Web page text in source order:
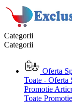
Categorii
Categorii
Oferta
Toate - Oferta
Promotie
Toate